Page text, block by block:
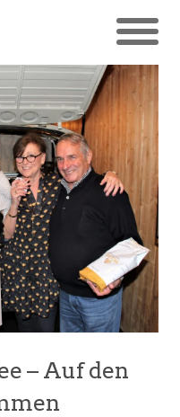
– Auf den